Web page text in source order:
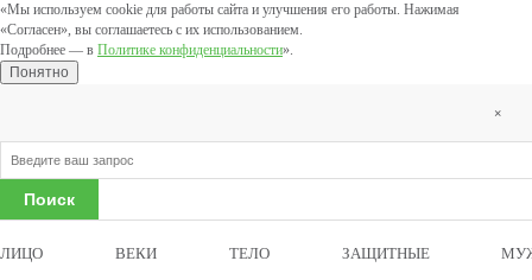
«Мы используем cookie для работы сайта и улучшения его работы. Нажимая
«Согласен», вы соглашаетесь с их использованием.
Подробнее — в Политике конфиденциальности».
Понятно
×
ЛИЦО ВЕКИ ТЕЛО ЗАЩИТНЫЕ